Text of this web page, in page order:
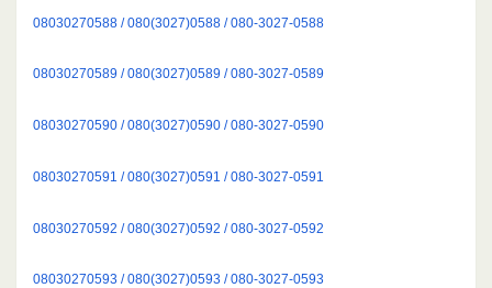
08030270588 / 080(3027)0588 / 080-3027-0588
08030270589 / 080(3027)0589 / 080-3027-0589
08030270590 / 080(3027)0590 / 080-3027-0590
08030270591 / 080(3027)0591 / 080-3027-0591
08030270592 / 080(3027)0592 / 080-3027-0592
08030270593 / 080(3027)0593 / 080-3027-0593